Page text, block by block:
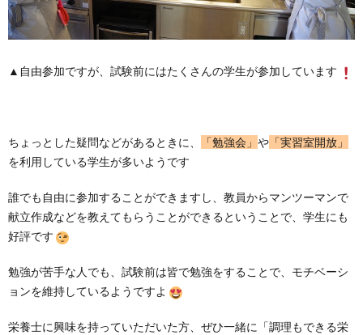
▲自由参加ですが、試験前にはたくさんの学生が参加しています
ちょっとした疑問などがあるときに、 「勉強会」 や 「実習室開放」
を利用している学生が多いようです
誰でも自由に参加することができますし、教員からマンツーマンで
献立作成などを教えてもらうことができるということで、学生にも
好評です
勉強が苦手な人でも、試験前は皆で勉強をすることで、モチベーシ
ョンを維持しているようですよ
栄養士に興味を持っていただいた方、ぜひ一緒に「調理もできる栄